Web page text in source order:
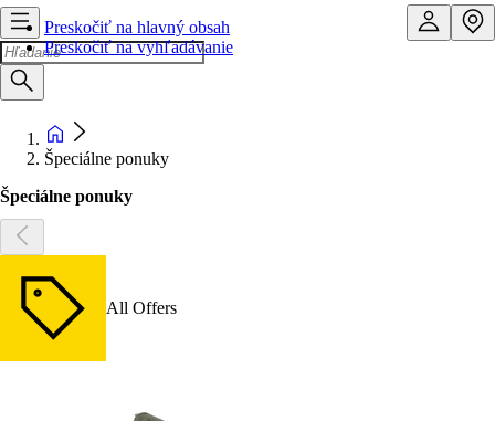
Preskočiť na hlavný obsah
Preskočiť na vyhľadávanie
Špeciálne ponuky
Špeciálne ponuky
All Offers